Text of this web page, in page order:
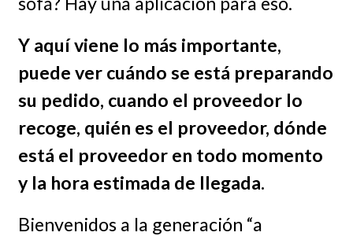
Y aquí viene lo más importante,
puede ver cuándo se está preparando
su pedido, cuando el proveedor lo
recoge, quién es el proveedor, dónde
está el proveedor en todo momento
y la hora estimada de llegada.
Bienvenidos a la generación “a